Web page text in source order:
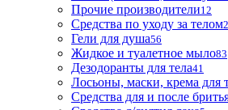
Прочие производители12
Средства по уходу за телом
Гели для душа56
Жидкое и туалетное мыло83
Дезодоранты для тела41
Лосьоны, маски, крема для
Средства для и после